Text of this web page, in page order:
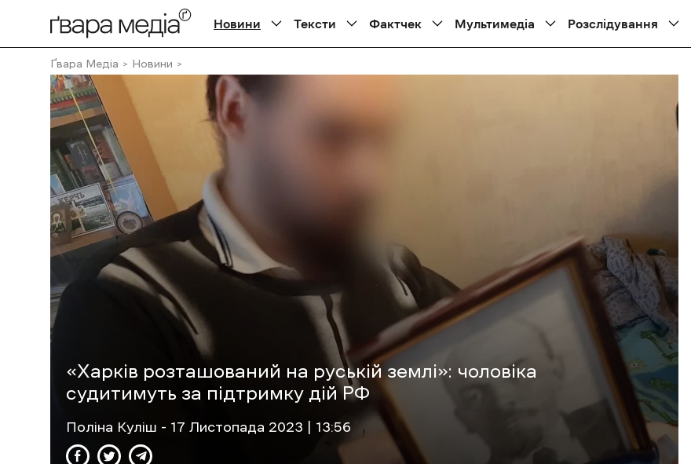
Новини Тексти Фактчек Мультимедіа Розслідування
Ґвара Медіа Новини
«Харків розташований на руській землі»: чоловіка
судитимуть за підтримку дій РФ
Поліна Куліш - 17 Листопада 2023 | 13:56